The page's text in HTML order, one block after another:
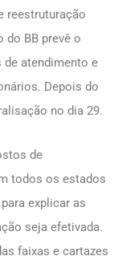
reestruturação
do BB prevê o
de atendimento e
Depois do
no dia 29.
de
todos os estados
explicar as
seja efetivada.
faixas e cartazes